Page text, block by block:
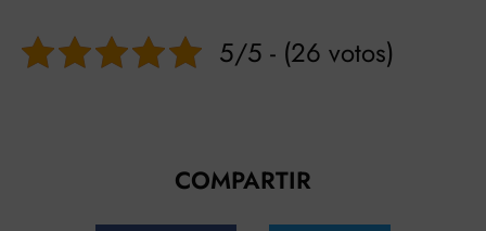
5/5 - (26 votos)
COMPARTIR